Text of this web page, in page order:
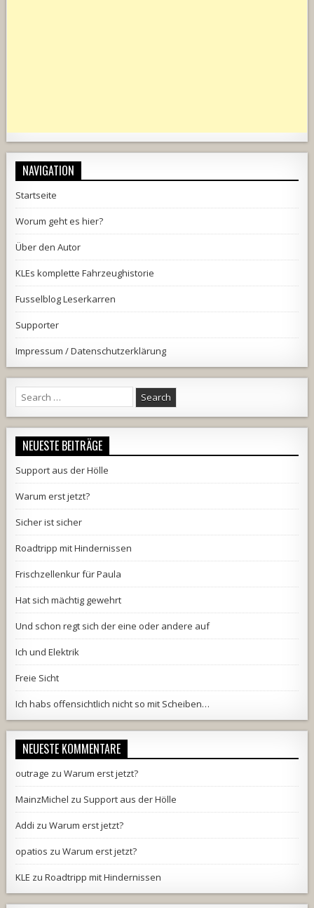
NAVIGATION
Startseite
Worum geht es hier?
Über den Autor
KLEs komplette Fahrzeughistorie
Fusselblog Leserkarren
Supporter
Impressum / Datenschutzerklärung
Search
for:
NEUESTE BEITRÄGE
Support aus der Hölle
Warum erst jetzt?
Sicher ist sicher
Roadtripp mit Hindernissen
Frischzellenkur für Paula
Hat sich mächtig gewehrt
Und schon regt sich der eine oder andere auf
Ich und Elektrik
Freie Sicht
Ich habs offensichtlich nicht so mit Scheiben…
NEUESTE KOMMENTARE
outrage zuWarum erst jetzt?
MainzMichel zu Support aus der Hölle
Addi zuWarum erst jetzt?
opatios zuWarum erst jetzt?
KLE zuRoadtripp mit Hindernissen